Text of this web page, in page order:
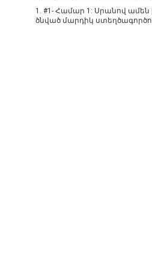
1. #1- Համար 1: Սրանով ամեն
ծնված մարդիկ